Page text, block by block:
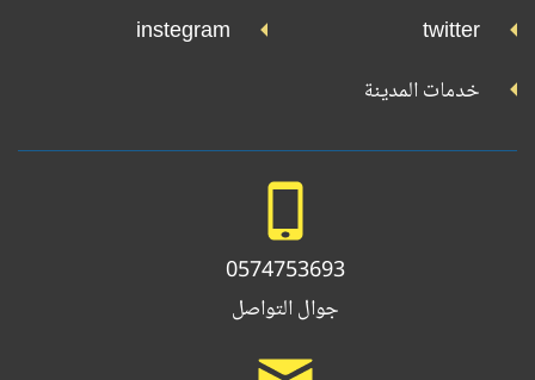
twitter
instegram
خدمات المدينة
0574753693
جوال التواصل